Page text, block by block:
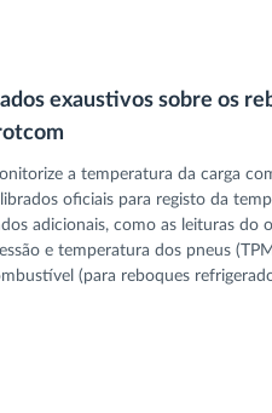
exaustivos sobre os
a temperatura da carga
oficiais para registo da
adicionais, como as leituras do
e temperatura dos pneus
(para reboques